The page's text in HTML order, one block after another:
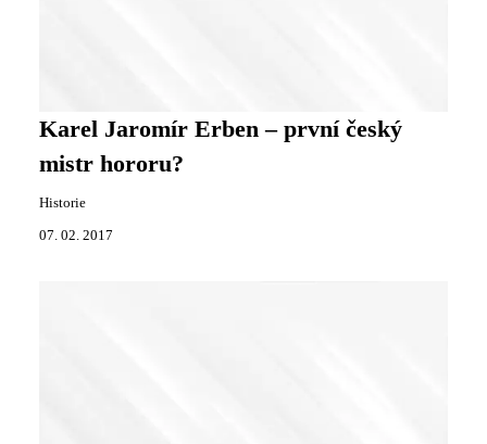
Karel Jaromír Erben – první český
mistr hororu?
Historie
07. 02. 2017